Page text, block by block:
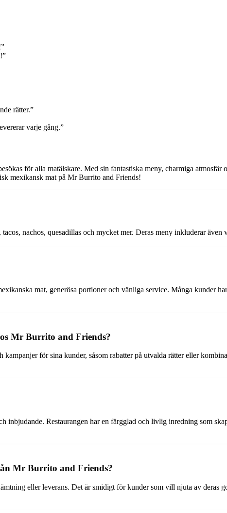
rätter.”
varje gång.”
för alla matälskare. Med sin fantastiska meny, charmiga
mexikansk mat på Mr Burrito and Friends!
nachos, quesadillas och mycket mer. Deras meny inkluderar även
mat, generösa portioner och vänliga service. Många kunder
Mr Burrito and Friends?
för sina kunder, såsom rabatter på utvalda rätter eller
inbjudande. Restaurangen har en färgglad och livlig inredning som
Mr Burrito and Friends?
eller leverans. Det är smidigt för kunder som vill njuta av deras